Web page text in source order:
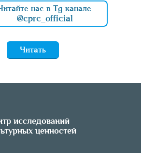
нас в Tg-канале
@cprc_official
Читать
исследований
ценностей